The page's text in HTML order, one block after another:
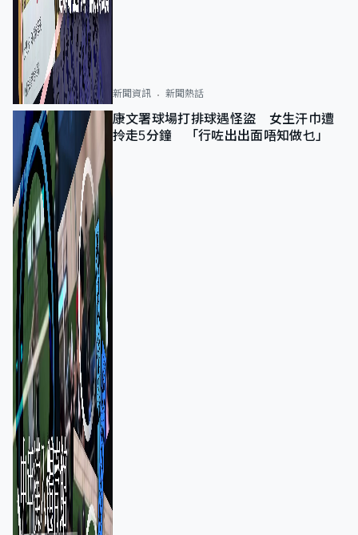
新聞資訊 新聞熱話
康文署球場打排球遇怪盜 女生汗巾遭
拎走5分鐘 「行咗出出面唔知做乜」